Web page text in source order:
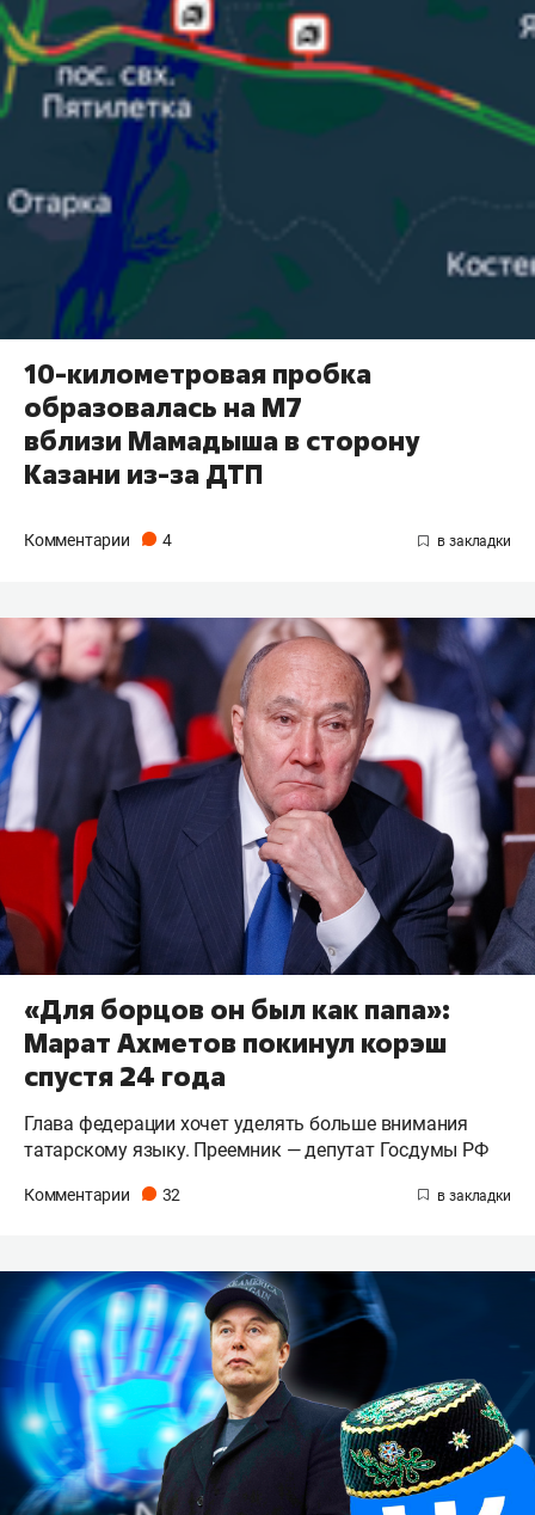
10-километровая пробка
образовалась на М7
вблизи Мамадыша в сторону
Казани из-за ДТП
Комментарии 4
«Для борцов он был как папа»:
Марат Ахметов покинул корэш
спустя 24 года
Глава федерации хочет уделять больше внимания
татарскому языку. Преемник — депутат Госдумы РФ
Комментарии 32